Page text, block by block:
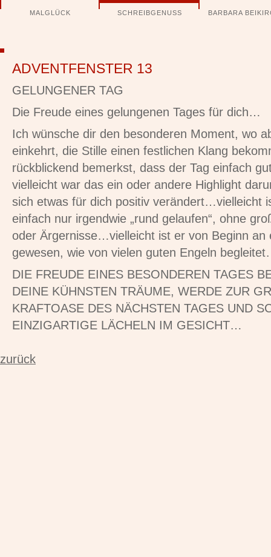
überspringenMALGLÜCK SCHREIBGENUSS BARBARA
ADVENTFENSTER 13
GELUNGENER TAG
Die Freude eines gelungenen Tages für dich…
Ich wünsche dir den besonderen Moment, wo
einkehrt, die Stille einen festlichen Klang
rückblickend bemerkst, dass der Tag einfach
vielleicht war das ein oder andere Highlight
sich etwas für dich positiv verändert…vielleicht
einfach nur irgendwie „rund gelaufen“, ohne
oder Ärgernisse…vielleicht ist er von Beginn an
gewesen, wie von vielen guten Engeln
DIE FREUDE EINES BESONDEREN TAGES
DEINE KÜHNSTEN TRÄUME, WERDE ZUR
KRAFTOASE DES NÄCHSTEN TAGES UND
EINZIGARTIGE LÄCHELN IM GESICHT…
zurück